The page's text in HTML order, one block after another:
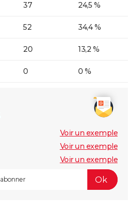
37 24,5 %
52 34,4 %
20 13,2 %
0 0 %
Voir un exemple
Voir un exemple
Voir un exemple